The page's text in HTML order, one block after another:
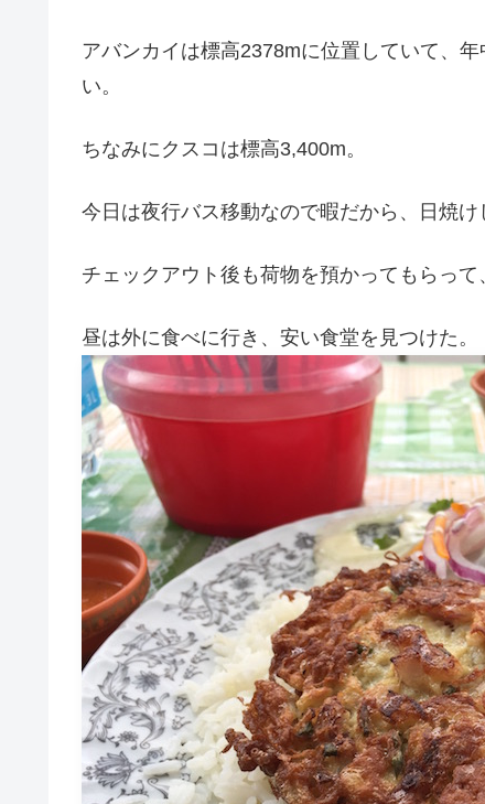
アバンカイは標高2378mに位置していて、
い。
ちなみにクスコは標高3,400m。
今日は夜行バス移動なので暇だから、日焼け
チェックアウト後も荷物を預かってもらって
昼は外に食べに行き、安い食堂を見つけた。